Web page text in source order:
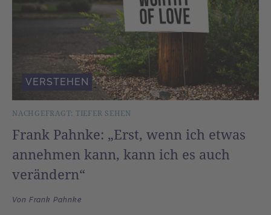
NACHGEFRAGT: TIEFER SEHEN
Frank Pahnke: „Erst, wenn ich etwas
annehmen kann, kann ich es auch
verändern“
Von Frank Pahnke
VERSTEHEN